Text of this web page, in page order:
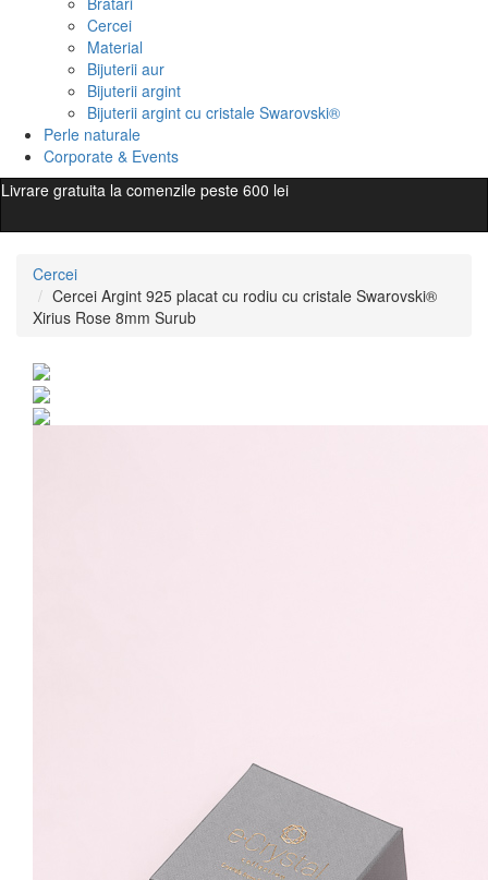
Cercei
Material
Bijuterii aur
Bijuterii argint
Bijuterii argint cu cristale Swarovski®
Perle naturale
Corporate & Events
Livrare gratuita la comenzile peste 600 lei
Cercei
Cercei Argint 925 placat cu rodiu cu cristale Swarovski®
Xirius Rose 8mm Surub
Swarovski® Xirius Rose
8mm Surub